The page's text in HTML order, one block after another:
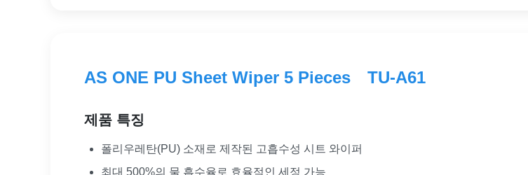
AS ONE PU Sheet Wiper 5 Pieces TU-A61
제품 특징
폴리우레탄(PU) 소재로 제작된 고흡수성 시트 와이퍼
최대 500%의 물 흡수율로 효율적인 세정 가능